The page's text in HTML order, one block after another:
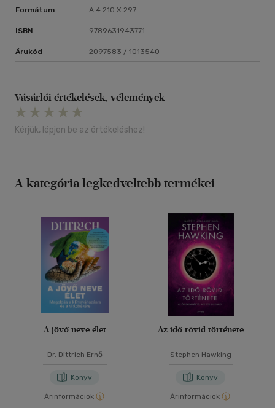
Formátum A 4 210 X 297
ISBN 9789631943771
Árukód 2097583 / 1013540
Vásárlói értékelések, vélemények
Kérjük, lépjen be az értékeléshez!
A kategória legkedveltebb termékei
A jövő neve élet
Dr. Dittrich Ernő
Könyv
Árinformációk
Az idő rövid története
Stephen Hawking
Könyv
Árinformációk